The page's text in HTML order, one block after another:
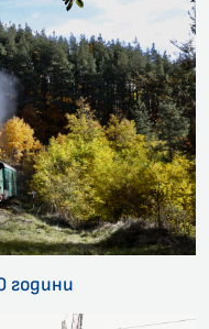
години